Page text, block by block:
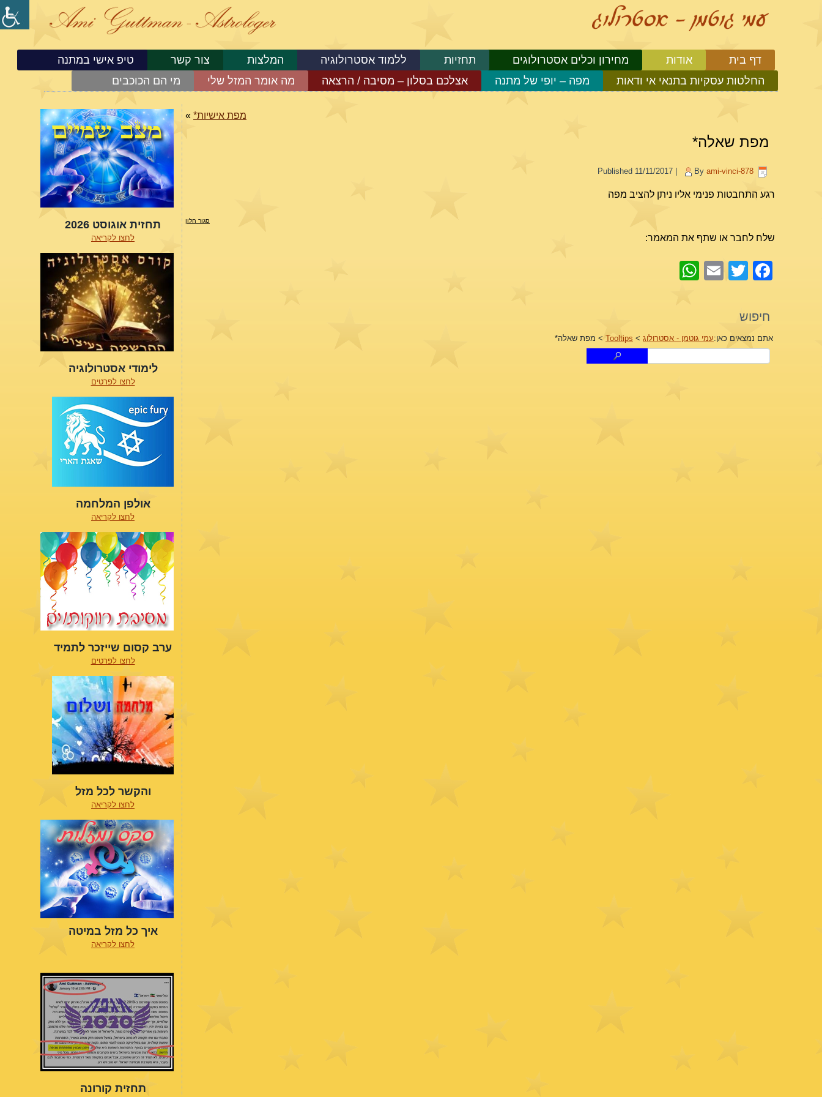
דף בית אודות מחירון וכלים אסטרולוגים תחזיות ללמוד אסטרולוגיה המלצות צור קשר
טיפ אישי במתנה
החלטות עסקיות בתנאי אי ודאות
מפה – יופי של מתנה אצלכם בסלון – מסיבה / הרצאה מה אומר המזל שלי מי הם הכוכבים
מפת אישיות* »
מפת שאלה*
Published 11/11/2017 By ami-vinci-878
רגע התחבטות פנימי אליו ניתן להציב מפה
סגור חלון
שלח לחבר או שתף את המאמר:
Facebook
Twitter
Email
חיפוש
אתם נמצאים כאן:עמי גוטמן - אסטרולוג >
Tooltips
> מפת שאלה*
תחזית אוגוסט 2026
לחצו לקריאה
לימודי אסטרולוגיה
לחצו לפרטים
אולפן המלחמה
לחצו לקריאה
ערב קסום שייזכר לתמיד
לחצו לפרטים
והקשר לכל מזל
לחצו לקריאה
איך כל מזל במיטה
לחצו לקריאה
תחזית קורונה